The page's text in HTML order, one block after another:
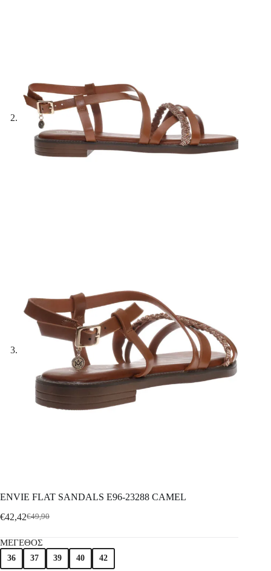
ENVIE FLAT SANDALS E96-23288 CAMEL
€49,90
€42,42
ΜΕΓΕΘΟΣ
36 37 39 40 42